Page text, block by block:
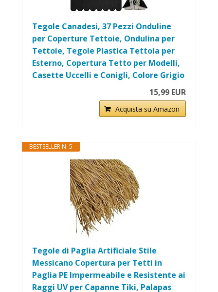
Tegole Canadesi, 37 Pezzi Onduline
per Coperture Tettoie, Ondulina per
Tettoie, Tegole Plastica Tettoia per
Esterno, Copertura Tetto per Modelli,
Casette Uccelli e Conigli, Colore Grigio
15,99 EUR
Acquista su Amazon
BESTSELLER N. 5
Tegole di Paglia Artificiale Stile
Messicano Copertura per Tetti in
Paglia PE Impermeabile e Resistente ai
Raggi UV per Capanne Tiki, Palapas